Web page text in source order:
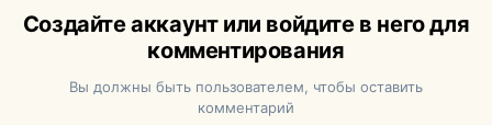
Создайте аккаунт или войдите в него для
комментирования
Вы должны быть пользователем, чтобы оставить
комментарий